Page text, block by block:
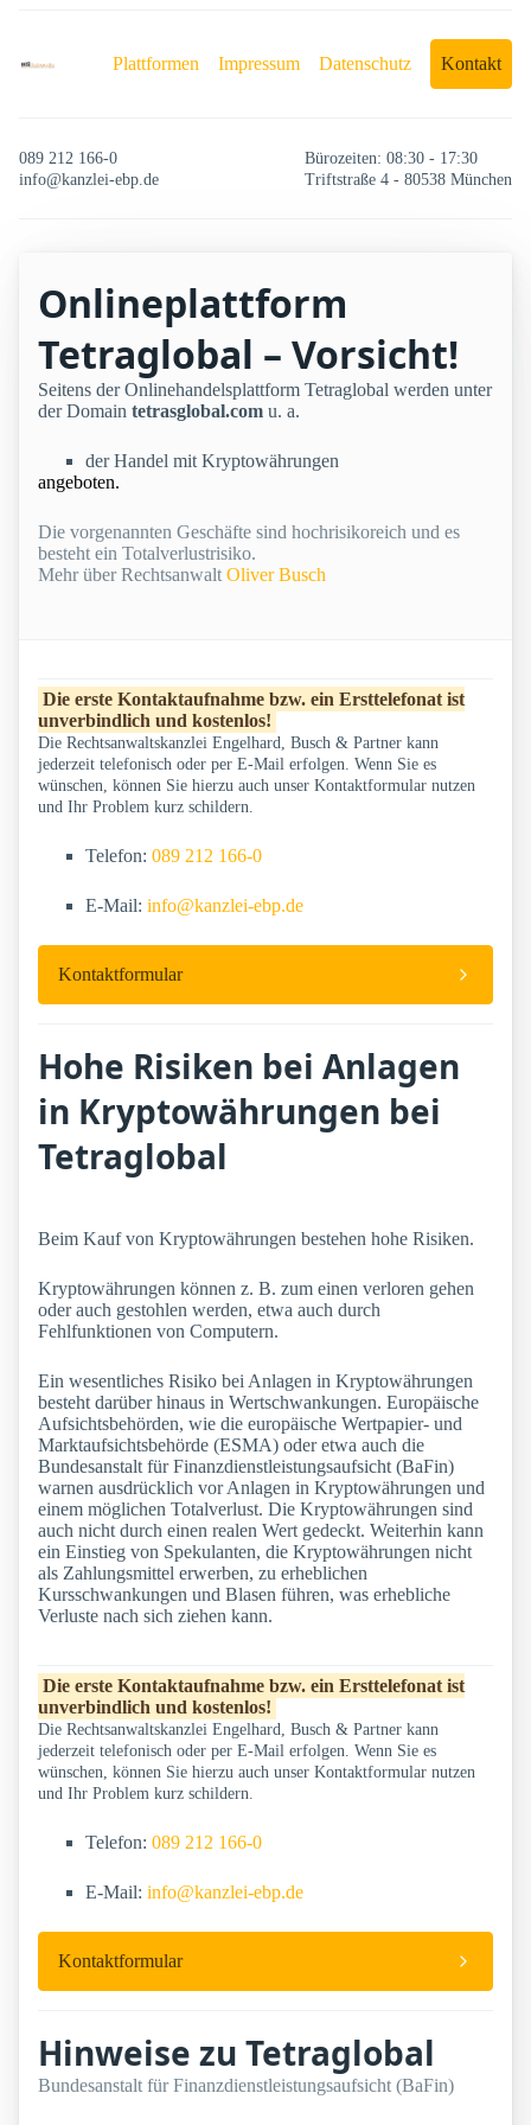
Plattformen Impressum Datenschutz Kontakt
089 212 166-0
info@kanzlei-ebp.de
Bürozeiten: 08:30 - 17:30
Triftstraße 4 - 80538 München
Onlineplattform
Tetraglobal – Vorsicht!
Seitens der Onlinehandelsplattform Tetraglobal werden unter
der Domain tetrasglobal.com u. a.
der Handel mit Kryptowährungen
angeboten.
Die vorgenannten Geschäfte sind hochrisikoreich und es
besteht ein Totalverlustrisiko.
Mehr über Rechtsanwalt Oliver Busch
Die erste Kontaktaufnahme bzw. ein Ersttelefonat ist
unverbindlich und kostenlos!
Die Rechtsanwaltskanzlei Engelhard, Busch & Partner kann
jederzeit telefonisch oder per E-Mail erfolgen. Wenn Sie es
wünschen, können Sie hierzu auch unser Kontaktformular nutzen
und Ihr Problem kurz schildern.
Telefon: 089 212 166-0
E-Mail: info@kanzlei-ebp.de
Kontaktformular
Hohe Risiken bei Anlagen
in Kryptowährungen bei
Tetraglobal
Beim Kauf von Kryptowährungen bestehen hohe Risiken.
Kryptowährungen können z. B. zum einen verloren gehen
oder auch gestohlen werden, etwa auch durch
Fehlfunktionen von Computern.
Ein wesentliches Risiko bei Anlagen in Kryptowährungen
besteht darüber hinaus in Wertschwankungen. Europäische
Aufsichtsbehörden, wie die europäische Wertpapier- und
Marktaufsichtsbehörde (ESMA) oder etwa auch die
Bundesanstalt für Finanzdienstleistungsaufsicht (BaFin)
warnen ausdrücklich vor Anlagen in Kryptowährungen und
einem möglichen Totalverlust. Die Kryptowährungen sind
auch nicht durch einen realen Wert gedeckt. Weiterhin kann
ein Einstieg von Spekulanten, die Kryptowährungen nicht
als Zahlungsmittel erwerben, zu erheblichen
Kursschwankungen und Blasen führen, was erhebliche
Verluste nach sich ziehen kann.
Die erste Kontaktaufnahme bzw. ein Ersttelefonat ist
unverbindlich und kostenlos!
Die Rechtsanwaltskanzlei Engelhard, Busch & Partner kann
jederzeit telefonisch oder per E-Mail erfolgen. Wenn Sie es
wünschen, können Sie hierzu auch unser Kontaktformular nutzen
und Ihr Problem kurz schildern.
Telefon: 089 212 166-0
E-Mail: info@kanzlei-ebp.de
Kontaktformular
Hinweise zu Tetraglobal
Bundesanstalt für Finanzdienstleistungsaufsicht (BaFin)